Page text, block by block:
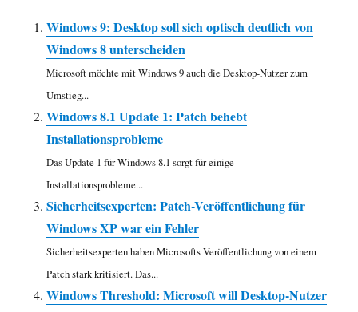
Windows 9: Desktop soll sich optisch deutlich von
Windows 8 unterscheiden
Microsoft möchte mit Windows 9 auch die Desktop-Nutzer zum
Umstieg...
Windows 8.1 Update 1: Patch behebt
Installationsprobleme
Das Update 1 für Windows 8.1 sorgt für einige
Installationsprobleme...
Sicherheitsexperten: Patch-Veröffentlichung für
Windows XP war ein Fehler
Sicherheitsexperten haben Microsofts Veröffentlichung von einem
Patch stark kritisiert. Das...
Windows Threshold: Microsoft will Desktop-Nutzer